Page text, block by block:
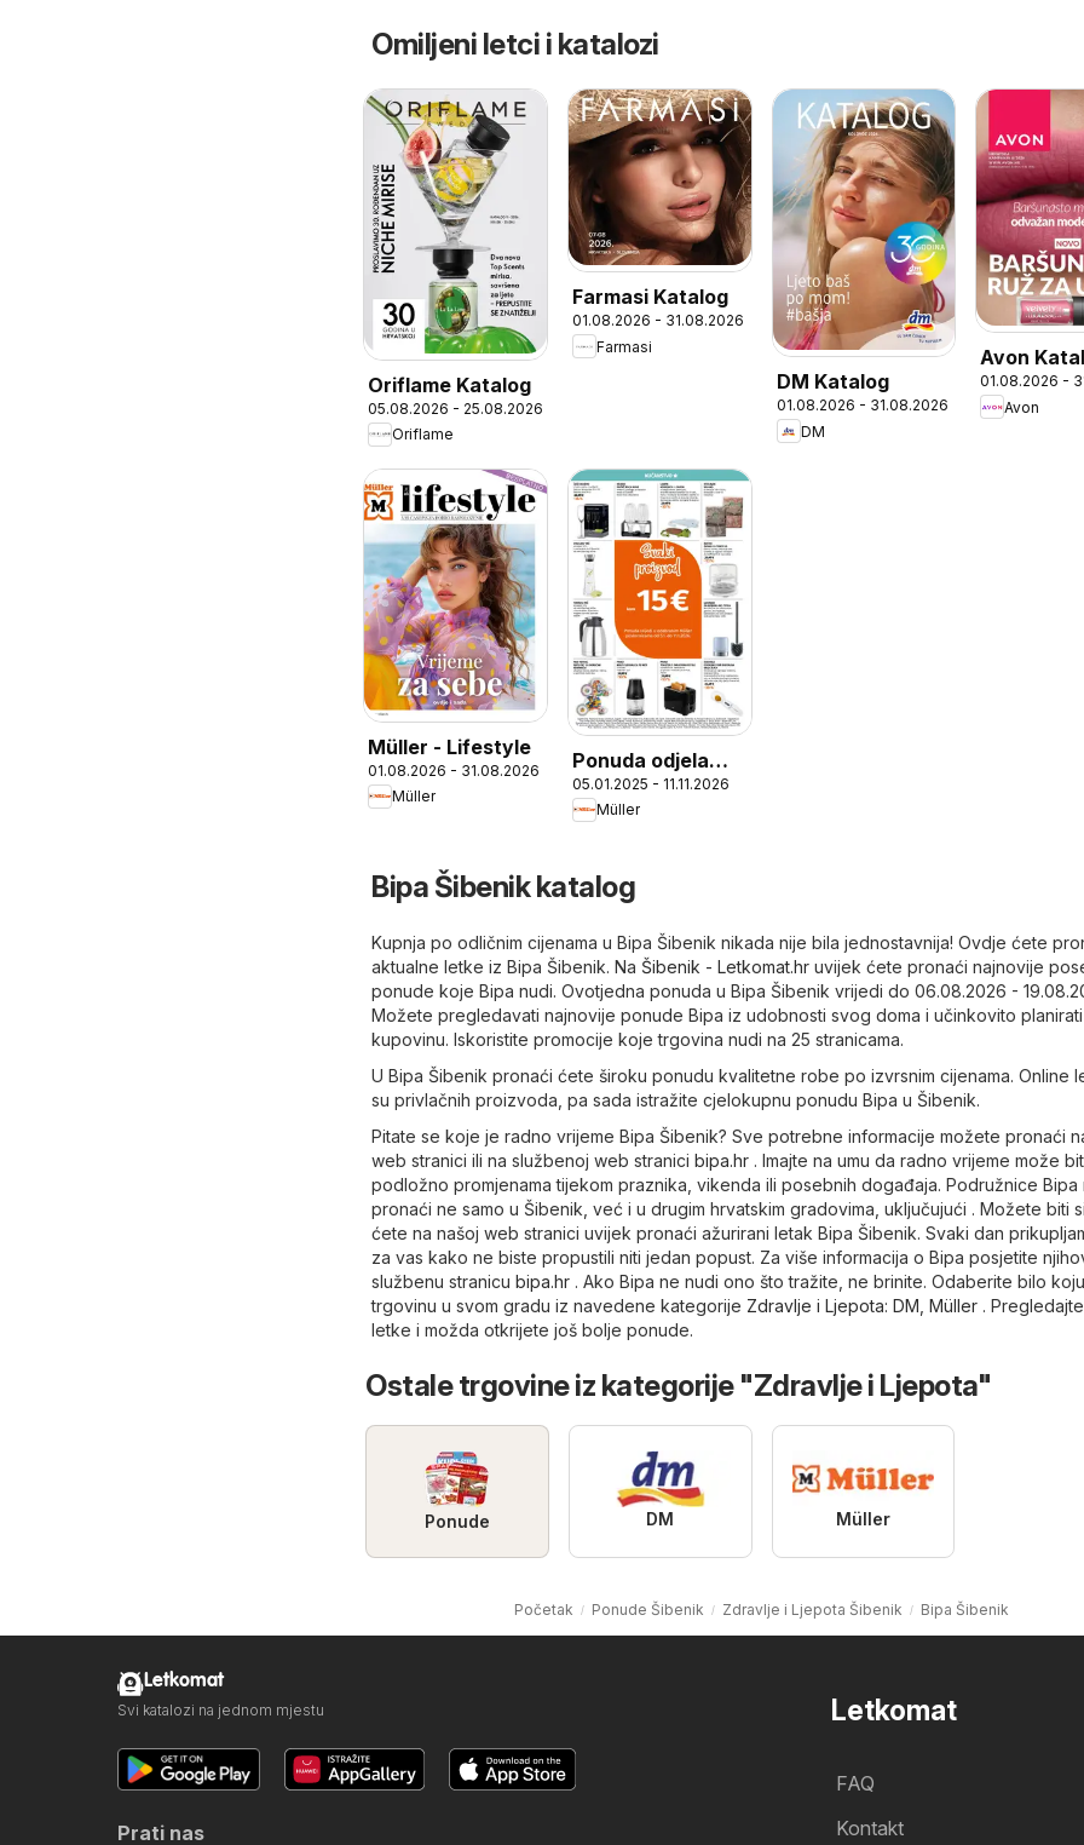
Omiljeni letci i katalozi
Oriflame Katalog
05.08.2026 - 25.08.2026
Oriflame
Farmasi Katalog
01.08.2026 - 31.08.2026
Farmasi
DM Katalog
01.08.2026 - 31.08.2026
DM
Avon
01.08.2026 -
Avon
Müller - Lifestyle
01.08.2026 - 31.08.2026
Müller
Ponuda odjela
kućanstva
05.01.2025 - 11.11.2026
Müller
Bipa Šibenik katalog
Kupnja po odličnim cijenama u Bipa Šibenik nikada nije bila jednostavnija! Ovdje ćete
aktualne letke iz Bipa Šibenik. Na Šibenik - Letkomat.hr uvijek ćete pronaći najnovije
ponude koje Bipa nudi. Ovotjedna ponuda u Bipa Šibenik vrijedi do 06.08.2026 -
Možete pregledavati najnovije ponude Bipa iz udobnosti svog doma i učinkovito planirati
kupovinu. Iskoristite promocije koje trgovina nudi na 25 stranicama.
U Bipa Šibenik pronaći ćete široku ponudu kvalitetne robe po izvrsnim cijenama. Online
su privlačnih proizvoda, pa sada istražite cjelokupnu ponudu Bipa u Šibenik.
Pitate se koje je radno vrijeme Bipa Šibenik? Sve potrebne informacije možete pronaći
web stranici ili na službenoj web stranici bipa.hr . Imajte na umu da radno vrijeme može
podložno promjenama tijekom praznika, vikenda ili posebnih događaja. Podružnice Bipa
pronaći ne samo u Šibenik, već i u drugim hrvatskim gradovima, uključujući . Možete biti
ćete na našoj web stranici uvijek pronaći ažurirani letak Bipa Šibenik. Svaki dan
za vas kako ne biste propustili niti jedan popust. Za više informacija o Bipa posjetite
službenu stranicu bipa.hr . Ako Bipa ne nudi ono što tražite, ne brinite. Odaberite bilo
trgovinu u svom gradu iz navedene kategorije Zdravlje i Ljepota: DM Müller .
letke i možda otkrijete još bolje ponude.
Ostale trgovine iz kategorije "Zdravlje i Ljepota"
Ponude DM Müller
Početak Ponude Šibenik Zdravlje i Ljepota Šibenik Bipa Šibenik
Letkomat
FAQ
Kontakt
Letkomat
Svi katalozi na jednom mjestu
Prati nas